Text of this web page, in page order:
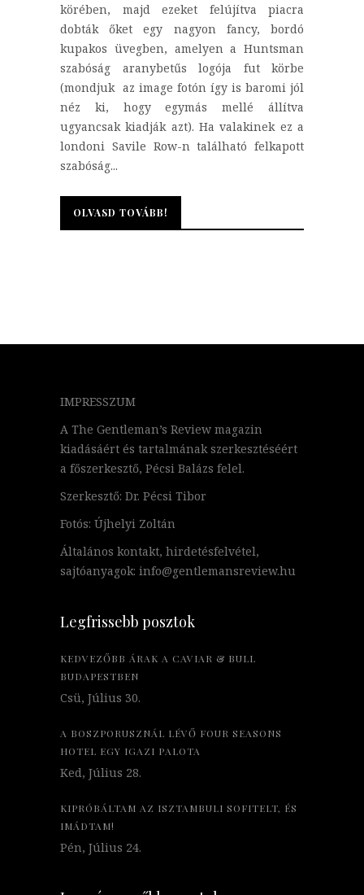
körében, majd ezeket felújítva piacra
dobták őket egy nagyon fancy, bordó
kupakos üvegben, amelyen a Huntsman
szabóság aranybetűs logója fut körbe
(mondjuk az image fotón így is baromi jól
néz ki, hogy egymás mellé állítva
ugyancsak kiadják azt). Ha valakinek ez a
londoni Savile Row-n található felkapott
szabóság...
OLVASD TOVÁBB!
OLVASD TOVÁBB!
IMPRESSZUM
A The Gentleman’s Review magazin
kiadásáért és tartalmának szerkesztéséért
a főszerkesztő, Pécsi Balázs felel.
Szerkesztő: Dr. Pécsi Tibor
Fotós: Újhelyi Zoltán
Általános kontakt, hirdetésfelvétel,
sajtóanyagok: info@gentlemansreview.hu
Legfrissebb posztok
KEDVEZŐBB ÁRAK A CAVIAR & BULL
BUDAPESTBEN
Csü, Július 30.
A BOSZPORUSZNÁL LÉVŐ FOUR SEASONS
HOTEL EGY IGAZI PALOTA
Ked, Július 28.
KIPRÓBÁLTAM AZ ISZTAMBULI SOFITELT, ÉS
IMÁDTAM!
Pén, Július 24.